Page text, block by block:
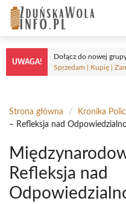
Przejdź
treści
UWAGA!
Dołącz do nowej
Sprzedam | Kupię |
Strona główna / Kronika
– Refleksja nad
Refleksja nad